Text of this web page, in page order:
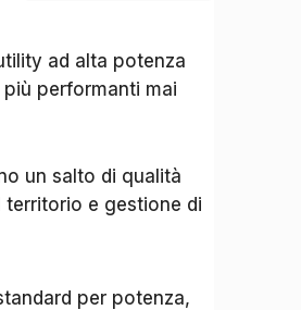
ad alta potenza
più performanti mai
un salto di qualità
e gestione di
per potenza,